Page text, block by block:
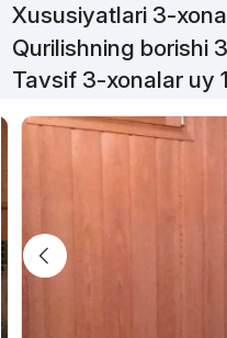
Xususiyatlari 3-
Qurilishning borishi
Tavsif 3-xonalar uy